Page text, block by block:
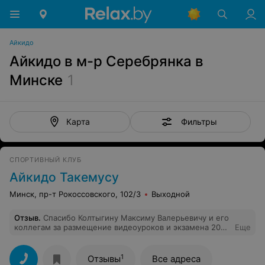
Айкидо
Айкидо в м-р Серебрянка в
Минске 1
Карта Фильтры
СПОРТИВНЫЙ КЛУБ
Айкидо Такемусу
Минск, пр-т Рокоссовского, 102/3 Выходной
Отзыв. Спасибо Колтыгину Максиму Валерьевичу и его
коллегам за размещение видеоуроков и экзамена 2020
Так - легко поделиться с далекоживущими
родственниками, и просто удобно пользоваться, когда
Еще
Отзывы1 Все адреса